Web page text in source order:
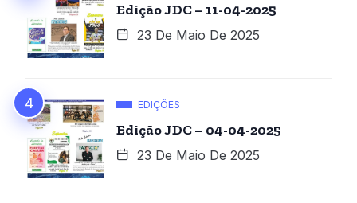
Edição JDC – 11-04-2025
23 De Maio De 2025
EDIÇÕES
Edição JDC – 04-04-2025
23 De Maio De 2025